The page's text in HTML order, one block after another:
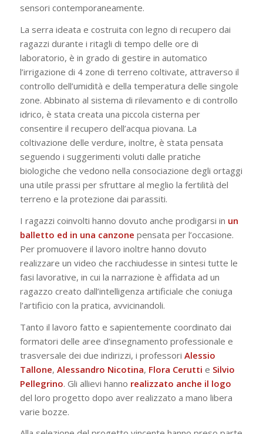
sensori contemporaneamente.
La serra ideata e costruita con legno di recupero dai
ragazzi durante i ritagli di tempo delle ore di
laboratorio, è in grado di gestire in automatico
l’irrigazione di 4 zone di terreno coltivate, attraverso il
controllo dell’umidità e della temperatura delle singole
zone. Abbinato al sistema di rilevamento e di controllo
idrico, è stata creata una piccola cisterna per
consentire il recupero dell’acqua piovana. La
coltivazione delle verdure, inoltre, è stata pensata
seguendo i suggerimenti voluti dalle pratiche
biologiche che vedono nella consociazione degli ortaggi
una utile prassi per sfruttare al meglio la fertilità del
terreno e la protezione dai parassiti.
I ragazzi coinvolti hanno dovuto anche prodigarsi in un
balletto ed in una canzone pensata per l’occasione.
Per promuovere il lavoro inoltre hanno dovuto
realizzare un video che racchiudesse in sintesi tutte le
fasi lavorative, in cui la narrazione è affidata ad un
ragazzo creato dall’intelligenza artificiale che coniuga
l’artificio con la pratica, avvicinandoli.
Tanto il lavoro fatto e sapientemente coordinato dai
formatori delle aree d’insegnamento professionale e
trasversale dei due indirizzi, i professori Alessio
Tallone, Alessandro Nicotina, Flora Cerutti e Silvio
Pellegrino. Gli allievi hanno realizzato anche il logo
del loro progetto dopo aver realizzato a mano libera
varie bozze.